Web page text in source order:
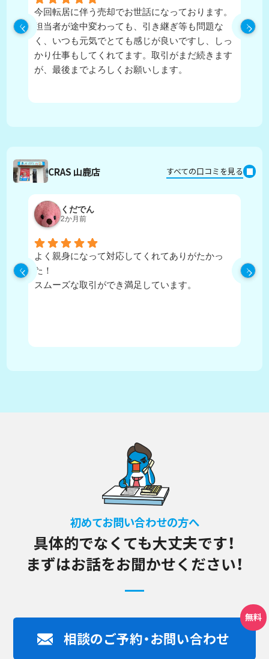
今回転居に伴う売却でお世話になっております。
担当者が途中変わっても、引き継ぎ等も問題な
く、いつも元気でとても感じが良いですし、しっ
かり仕事もしてくれてます。取引がまだ続きます
が、最後までよろしくお願いします。
CRAS 山鹿店 すべての口コミを見る
くだでん
2か月前
よく親身になって対応してくれてありがたかっ
た！
スムーズな取引ができ満足しています。
初めてお問い合わせの方へ
具体的でなくても大丈夫です！
まずはお話をお聞かせください！
相談のご予約・お問い合わせ